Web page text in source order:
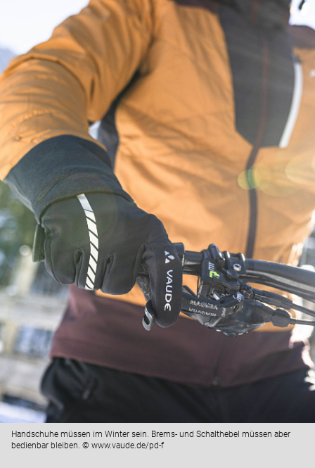
Handschuhe müssen im Winter sein. Brems- und Schalthebel müssen aber
bedienbar bleiben. © www.vaude.de/pd-f